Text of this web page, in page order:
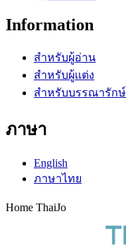
Information
สำหรับผู้อ่าน
สำหรับผู้แต่ง
สำหรับบรรณารักษ์
ภาษา
English
ภาษาไทย
Home ThaiJo